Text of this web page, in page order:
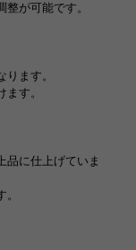
が可能です。
ます。
す。
品に仕上げていま